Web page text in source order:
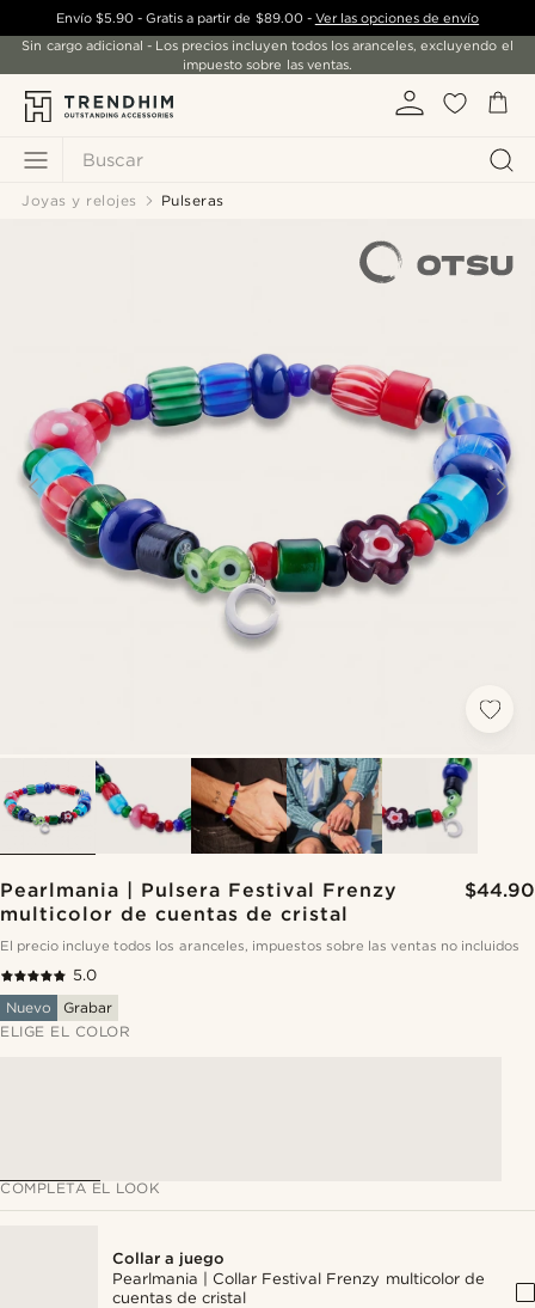
Buscar
Envío $5.90- Gratis a partir de $89.00- Ver las opciones de envío
Sin cargo adicional - Los precios incluyen todos los aranceles, excluyendo el
impuesto sobre las ventas.
Joyas y relojes Pulseras
Pearlmania | Pulsera Festival Frenzy
multicolor de cuentas de cristal
$44.90
El precio incluye todos los aranceles, impuestos sobre las ventas no incluidos
5.0
Nuevo
Grabar
ELIGE EL COLOR
COMPLETA EL LOOK
Collar a juego
Pearlmania | Collar Festival Frenzy multicolor de
cuentas de cristal